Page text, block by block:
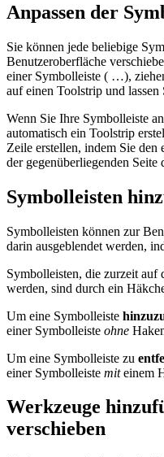
Anpassen der
Sie können jede beliebige
Benutzeroberfläche
einer Symbolleiste ( …),
auf einen Toolstrip und lassen
Wenn Sie Ihre Symbolleiste
automatisch ein Toolstrip
Zeile erstellen, indem Sie
der gegenüberliegenden Seite
Symbolleisten
Symbolleisten können zur
darin ausgeblendet werden,
Symbolleisten, die zurzeit auf
werden, sind durch ein
Um eine Symbolleiste
einer Symbolleiste ohne
Um eine Symbolleiste zu
einer Symbolleiste miteinem
Werkzeuge
verschieben